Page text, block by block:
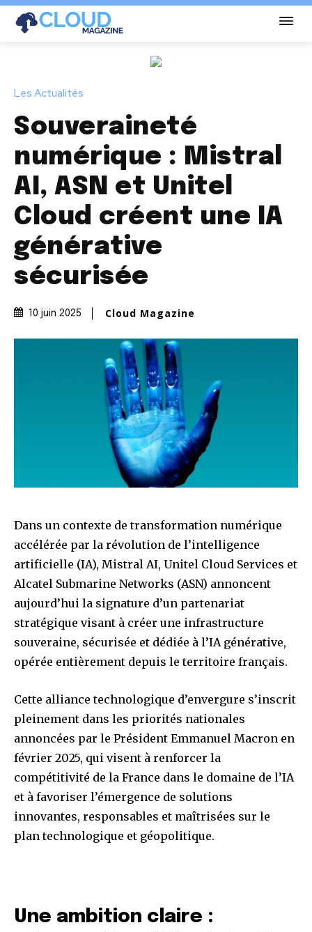
Les Actualités
Souveraineté
numérique : Mistral
AI, ASN et Unitel
Cloud créent une IA
générative
sécurisée
10 juin 2025 Cloud Magazine
Dans un contexte de transformation numérique
accélérée par la révolution de l’intelligence
artificielle (IA), Mistral AI, Unitel Cloud Services et
Alcatel Submarine Networks (ASN) annoncent
aujourd’hui la signature d’un partenariat
stratégique visant à créer une infrastructure
souveraine, sécurisée et dédiée à l’IA générative,
opérée entièrement depuis le territoire français.
Cette alliance technologique d’envergure s’inscrit
pleinement dans les priorités nationales
annoncées par le Président Emmanuel Macron en
février 2025, qui visent à renforcer la
compétitivité de la France dans le domaine de l’IA
et à favoriser l’émergence de solutions
innovantes, responsables et maîtrisées sur le
plan technologique et géopolitique.
Une ambition claire :